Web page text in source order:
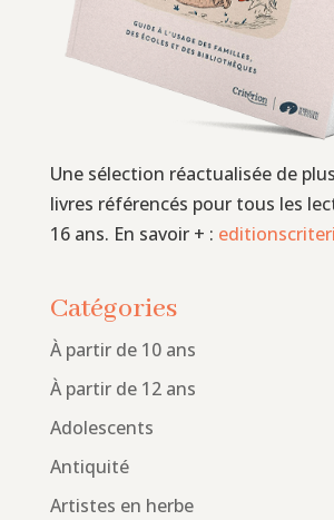
Une sélection réactualisée de
livres référencés pour tous les
16 ans. En savoir + :
Catégories
À partir de 10 ans
À partir de 12 ans
Adolescents
Antiquité
Artistes en herbe